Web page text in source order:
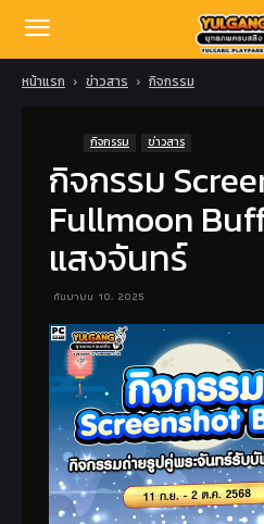
หน้าแรก ข่าวสาร กิจกรรม
กิจกรรม ข่าวสาร
กิจกรรม
Fullmoon
แสงจันทร์
กันยายน 10, 2025